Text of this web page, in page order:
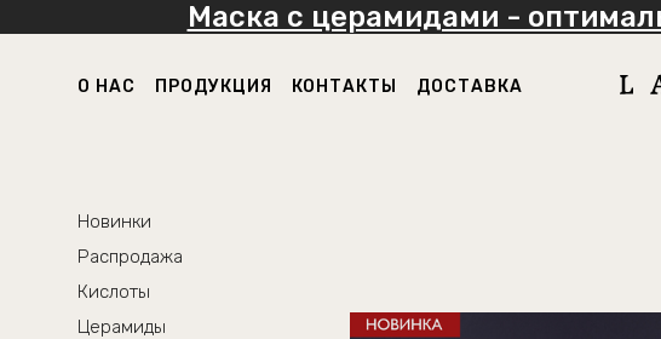
Маска с церамидами -
О НАС ПРОДУКЦИЯ КОНТАКТЫ ДОСТАВКА
Новинки
Распродажа
Кислоты
Церамиды